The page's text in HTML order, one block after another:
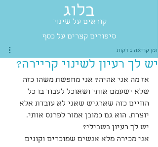
יש לך רעיון לשינוי קריירה?
זמן קריאה 1 דקות
אז מה אני אהיה? אני מחפשת משהו כזה
שלא ישעמם אותי ושאוכל לעבוד בו כל
החיים כזה שארגיש שאני לא עובדת אלא
יוצרת. הוא גם כמובן אמור לפרנס אותי.
יש לך רעיון בשבילי?
אני מכירה מלא אנשים שמוכרים וקונים
קוראים על שינוי
סיפורים קצרים על כסף
בלוג